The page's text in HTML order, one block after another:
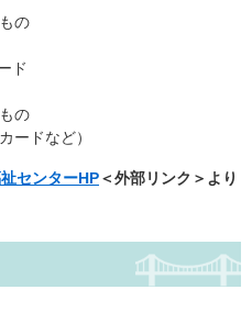
の
ド
の
ードなど）
センターHP＜外部リンク＞ より